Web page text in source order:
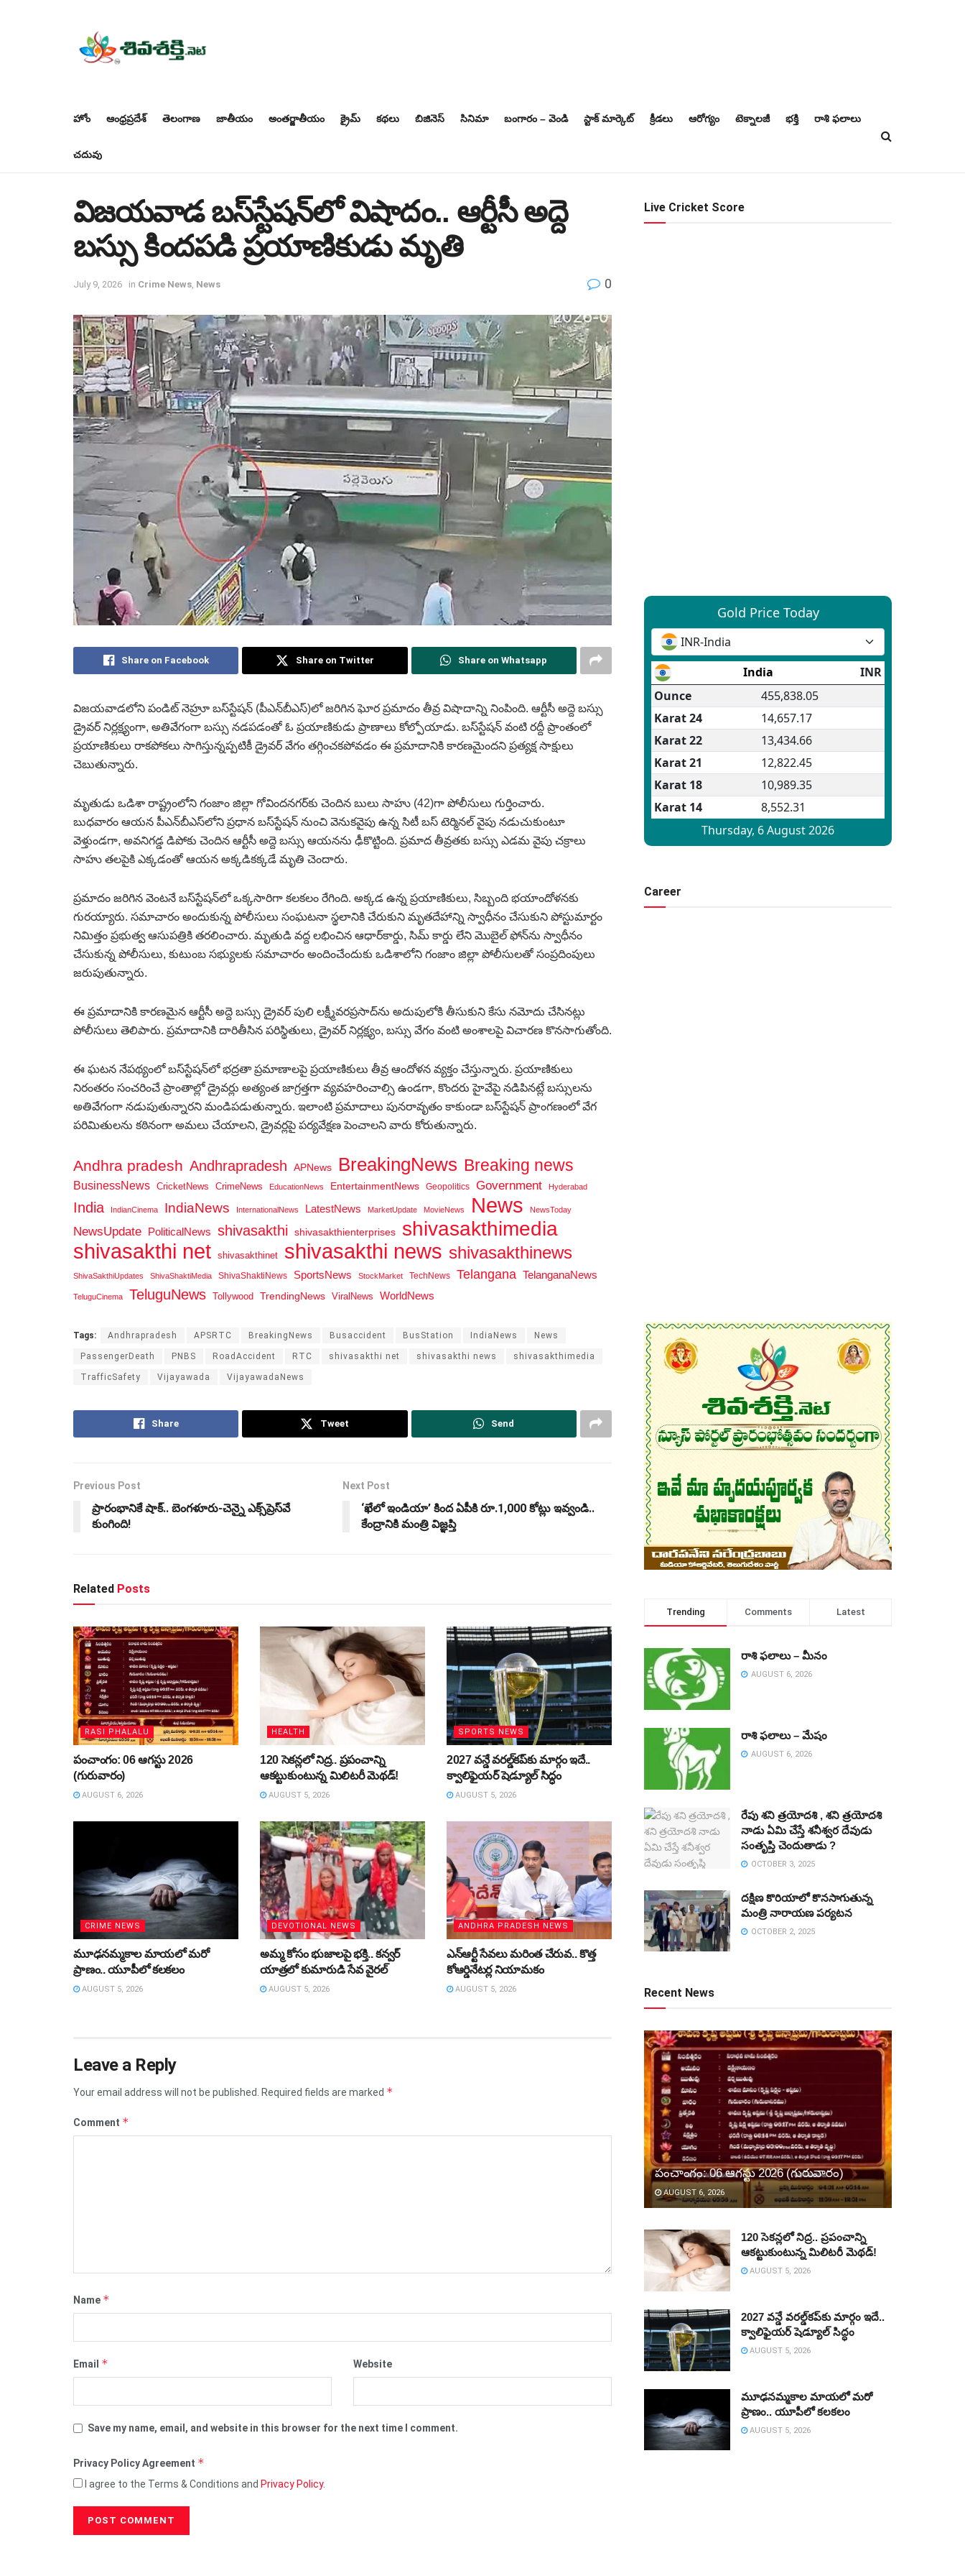
హోం ఆంధ్రప్రదేశ్ తెలంగాణ జాతీయం అంతర్జాతీయం క్రైమ్ కథలు బిజినెస్‌ సినిమా బంగారం – వెండి స్టాక్ మార్కెట్ క్రీడలు ఆరోగ్యం టెక్నాలజీ భక్తి రాశి ఫలాలు
చదువు
విజయవాడ బస్‌స్టేషన్‌లో విషాదం.. ఆర్టీసీ అద్దె
బస్సు కిందపడి ప్రయాణికుడు మృతి
July 9, 2026 in Crime News News 0
Share on Facebook Share on Twitter Share on Whatsapp
విజయవాడలోని పండిట్‌ నెహ్రూ బస్‌స్టేషన్‌ (పీఎన్‌బీఎస్‌)లో జరిగిన ఘోర ప్రమాదం తీవ్ర విషాదాన్ని నింపింది. ఆర్టీసీ అద్దె బస్సు
డ్రైవర్‌ నిర్లక్ష్యంగా, అతివేగంగా బస్సు నడపడంతో ఓ ప్రయాణికుడు ప్రాణాలు కోల్పోయాడు. బస్‌స్టేషన్‌ వంటి రద్దీ ప్రాంతంలో
ప్రయాణికులు రాకపోకలు సాగిస్తున్నప్పటికీ డ్రైవర్‌ వేగం తగ్గించకపోవడం ఈ ప్రమాదానికి కారణమైందని ప్రత్యక్ష సాక్షులు
చెబుతున్నారు.
మృతుడు ఒడిశా రాష్ట్రంలోని గంజాం జిల్లా గోవిందనగర్‌కు చెందిన బులు సాహు (42)గా పోలీసులు గుర్తించారు.
బుధవారం ఆయన పీఎన్‌బీఎస్‌లోని ప్రధాన బస్‌స్టేషన్‌ నుంచి వెనుకవైపు ఉన్న సిటీ బస్‌ టెర్మినల్‌ వైపు నడుచుకుంటూ
వెళ్తుండగా, అవనిగడ్డ డిపోకు చెందిన ఆర్టీసీ అద్దె బస్సు ఆయనను ఢీకొట్టింది. ప్రమాద తీవ్రతకు బస్సు ఎడమ వైపు చక్రాలు
సాహు తలపైకి ఎక్కడంతో ఆయన అక్కడికక్కడే మృతి చెందారు.
ప్రమాదం జరిగిన వెంటనే బస్‌స్టేషన్‌లో ఒక్కసారిగా కలకలం రేగింది. అక్కడ ఉన్న ప్రయాణికులు, సిబ్బంది భయాందోళనకు
గురయ్యారు. సమాచారం అందుకున్న పోలీసులు సంఘటనా స్థలానికి చేరుకుని మృతదేహాన్ని స్వాధీనం చేసుకుని పోస్టుమార్టం
నిమిత్తం ప్రభుత్వ ఆసుపత్రికి తరలించారు. మృతుడి వద్ద లభించిన ఆధార్‌కార్డు, సిమ్‌ కార్డు లేని మొబైల్‌ ఫోన్‌ను స్వాధీనం
చేసుకున్న పోలీసులు, కుటుంబ సభ్యులకు సమాచారం అందించేందుకు ఒడిశాలోని గంజాం జిల్లా పోలీసులతో సంప్రదింపులు
జరుపుతున్నారు.
ఈ ప్రమాదానికి కారణమైన ఆర్టీసీ అద్దె బస్సు డ్రైవర్‌ పులి లక్ష్మీవరప్రసాద్‌ను అదుపులోకి తీసుకుని కేసు నమోదు చేసినట్లు
పోలీసులు తెలిపారు. ప్రమాదానికి దారితీసిన పరిస్థితులు, డ్రైవర్‌ నిర్లక్ష్యం, బస్సు వేగం వంటి అంశాలపై విచారణ కొనసాగుతోంది.
ఈ ఘటన నేపథ్యంలో బస్‌స్టేషన్‌లో భద్రతా ప్రమాణాలపై ప్రయాణికులు తీవ్ర ఆందోళన వ్యక్తం చేస్తున్నారు. ప్రయాణికులు
నిరంతరం సంచరించే ప్రాంతాల్లో డ్రైవర్లు అత్యంత జాగ్రత్తగా వ్యవహరించాల్సి ఉండగా, కొందరు హైవేపై నడిపినట్లే బస్సులను
అతివేగంగా నడుపుతున్నారని మండిపడుతున్నారు. ఇలాంటి ప్రమాదాలు పునరావృతం కాకుండా బస్‌స్టేషన్‌ ప్రాంగణంలో వేగ
పరిమితులను కఠినంగా అమలు చేయాలని, డ్రైవర్లపై పర్యవేక్షణ పెంచాలని వారు కోరుతున్నారు.
Andhra pradesh Andhrapradesh APNews BreakingNews Breaking news
BusinessNews CricketNews CrimeNews EducationNews EntertainmentNews Geopolitics Government Hyderabad
India IndianCinema IndiaNews InternationalNews LatestNews MarketUpdate MovieNews News NewsToday
NewsUpdate PoliticalNews shivasakthi shivasakthienterprises
shivasakthimedia
shivasakthi net shivasakthinet shivasakthi news shivasakthinews
ShivaSakthiUpdates ShivaShaktiMedia ShivaShaktiNews SportsNews StockMarket TechNews Telangana TelanganaNews
TeluguCinema TeluguNews Tollywood TrendingNews ViralNews WorldNews
Tags: Andhrapradesh APSRTC BreakingNews Busaccident BusStation IndiaNews News
PassengerDeath PNBS RoadAccident RTC shivasakthi net shivasakthi news shivasakthimedia
TrafficSafety Vijayawada VijayawadaNews
Share Tweet Send
Previous Post
ప్రారంభానికే షాక్.. బెంగళూరు-చెన్నై ఎక్స్‌ప్రెస్‌వే
కుంగింది!
Next Post
‘ఖేలో ఇండియా’ కింద ఏపీకి రూ.1,000 కోట్లు ఇవ్వండి..
కేంద్రానికి మంత్రి విజ్ఞప్తి
Related Posts
RASI PHALALU
పంచాంగం: 06 ఆగస్టు 2026
(గురువారం)
AUGUST 6, 2026
HEALTH
120 సెకన్లలో నిద్ర.. ప్రపంచాన్ని
ఆకట్టుకుంటున్న మిలిటరీ మెథడ్!
AUGUST 5, 2026
SPORTS NEWS
2027 వన్డే వరల్డ్‌కప్‌కు మార్గం ఇదే..
క్వాలిఫైయర్ షెడ్యూల్ సిద్ధం
AUGUST 5, 2026
CRIME NEWS
మూఢనమ్మకాల మాయలో మరో
ప్రాణం.. యూపీలో కలకలం
AUGUST 5, 2026
DEVOTIONAL NEWS
అమ్మ కోసం భుజాలపై భక్తి.. కన్వర్‌
యాత్రలో కుమారుడి సేవ వైరల్
AUGUST 5, 2026
ANDHRA PRADESH NEWS
ఎన్ఆర్టీ సేవలు మరింత చేరువ.. కొత్త
కోఆర్డినేటర్ల నియామకం
AUGUST 5, 2026
Leave a Reply
Your email address will not be published. Required fields are marked *
Comment *
Name *
Email * Website
Save my name, email, and website in this browser for the next time I comment.
Privacy Policy Agreement *
I agree to the Terms & Conditions and Privacy Policy.
Live Cricket Score
Career
Trending Comments Latest
రాశి ఫలాలు – మీనం
AUGUST 6, 2026
రాశి ఫలాలు – మేషం
AUGUST 6, 2026
రేపు శని త్రయోదశి , శని త్రయోదశి
నాడు ఏమి చేస్తే శనీశ్వర దేవుడు
సంతృప్తి చెందుతాడు ?
OCTOBER 3, 2025
దక్షిణ కొరియాలో కొనసాగుతున్న
మంత్రి నారాయణ పర్యటన
OCTOBER 2, 2025
Recent News
పంచాంగం: 06 ఆగస్టు 2026 (గురువారం)
AUGUST 6, 2026
120 సెకన్లలో నిద్ర.. ప్రపంచాన్ని
ఆకట్టుకుంటున్న మిలిటరీ మెథడ్!
AUGUST 5, 2026
2027 వన్డే వరల్డ్‌కప్‌కు మార్గం ఇదే..
క్వాలిఫైయర్ షెడ్యూల్ సిద్ధం
AUGUST 5, 2026
మూఢనమ్మకాల మాయలో మరో
ప్రాణం.. యూపీలో కలకలం
AUGUST 5, 2026